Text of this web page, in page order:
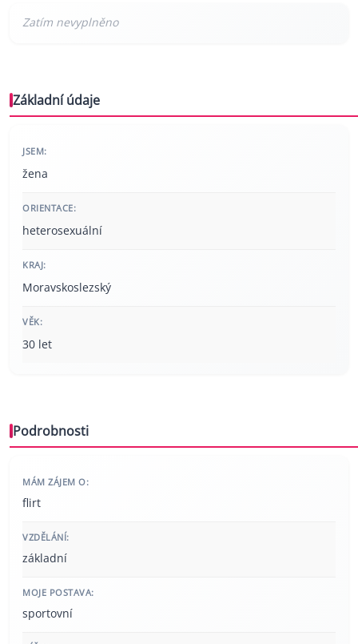
Základní údaje
JSEM:
žena
ORIENTACE:
heterosexuální
KRAJ:
Moravskoslezský
VĚK:
30 let
Podrobnosti
MÁM ZÁJEM O:
flirt
VZDĚLÁNÍ:
základní
MOJE POSTAVA:
sportovní